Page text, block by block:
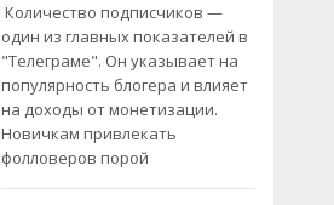
Количество подписчиков —
один из главных показателей в
"Телеграме". Он указывает на
популярность блогера и влияет
на доходы от монетизации.
Новичкам привлекать
фолловеров порой